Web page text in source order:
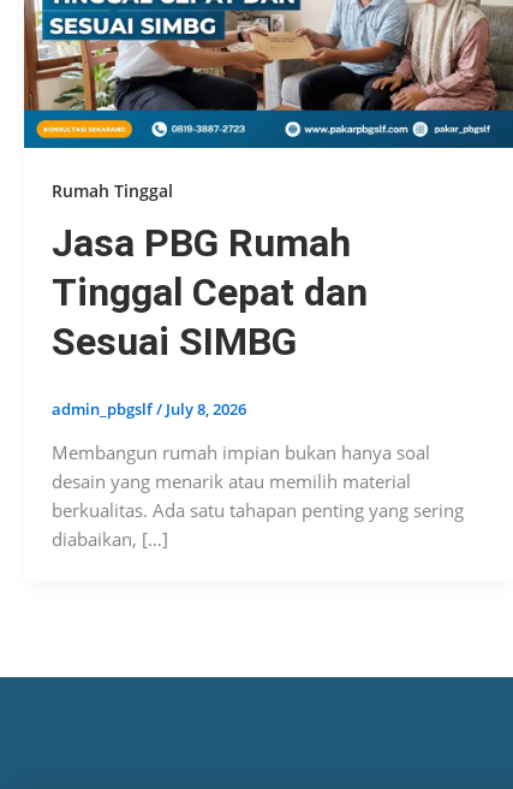
Rumah Tinggal
Jasa PBG Rumah
Tinggal Cepat dan
Sesuai SIMBG
admin_pbgslf/ July 8, 2026
Membangun rumah impian bukan hanya soal
desain yang menarik atau memilih material
berkualitas. Ada satu tahapan penting yang sering
diabaikan, […]